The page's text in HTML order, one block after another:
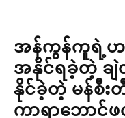
အန်ကွန်ကူရဲ့ဟ
အနိုင်ရခဲ့တဲ့ ခ
နိုင်ခဲ့တဲ့ မန်စီး
ကာရာဘောင်ဖ